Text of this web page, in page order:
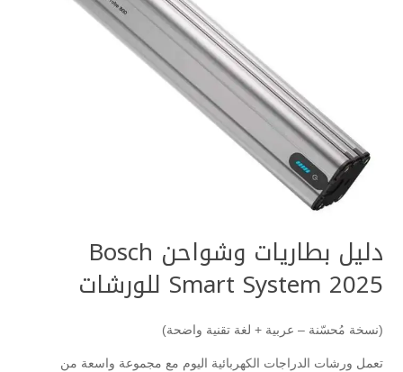
دليل بطاريات وشواحن Bosch
Smart System 2025 للورشات
(نسخة مُحسّنة – عربية + لغة تقنية واضحة)
تعمل ورشات الدراجات الكهربائية اليوم مع مجموعة واسعة من